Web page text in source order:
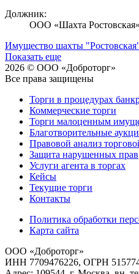
Должник:
ООО «Шахта Ростовская»
Имущество шахты
Показать еще
2026 © ООО «Доброторг»
Все права защищены
Торги в процедурах
Коммерческие торги
Торги малоценным
Благотворительные
Правовой анализ
Защита нарушенных прав
Услуги агента в торгах
Кейсы
Текущие торги
Контакты
Политика обработки
Карта сайта
ООО «Доброторг»
ИНН 7709476226, ОГРН